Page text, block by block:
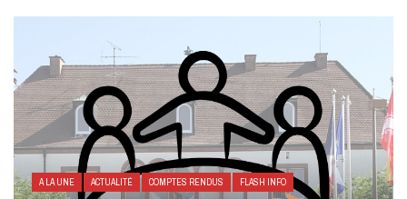
A LA UNE ACTUALITÉ COMPTES RENDUS FLASH INFO